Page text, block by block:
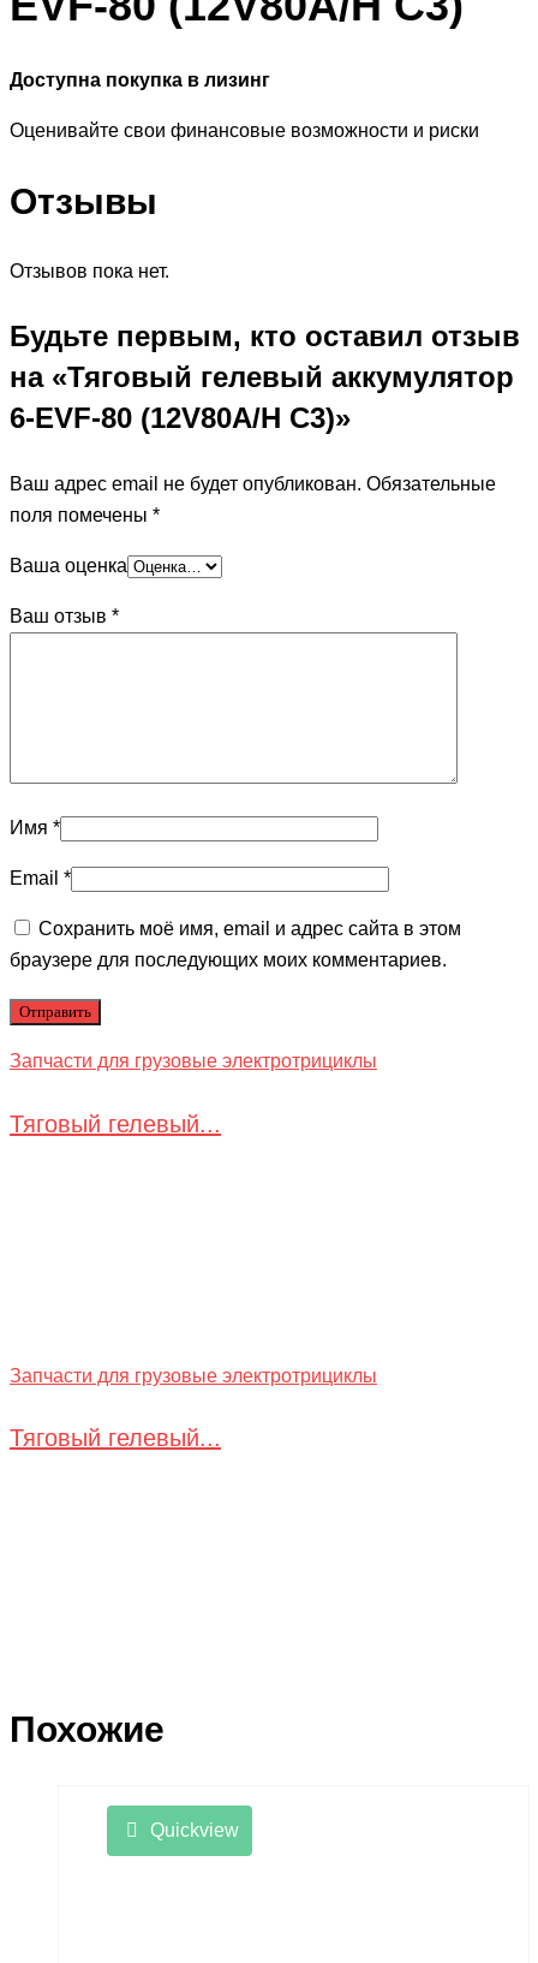
Доступна покупка в лизинг
Оценивайте свои финансовые возможности и риски
Отзывы
Отзывов пока нет.
Будьте первым, кто оставил отзыв
на «Тяговый гелевый аккумулятор
6-EVF-80 (12V80A/H C3)»
Ваш адрес email не будет опубликован. Обязательные
поля помечены *
Ваша оценка
Ваш отзыв *
Имя *
Email *
Сохранить моё имя, email и адрес сайта в этом
браузере для последующих моих комментариев.
Запчасти для грузовые электротрициклы
Тяговый гелевый...
Запчасти для грузовые электротрициклы
Тяговый гелевый...
Похожие
Quickview